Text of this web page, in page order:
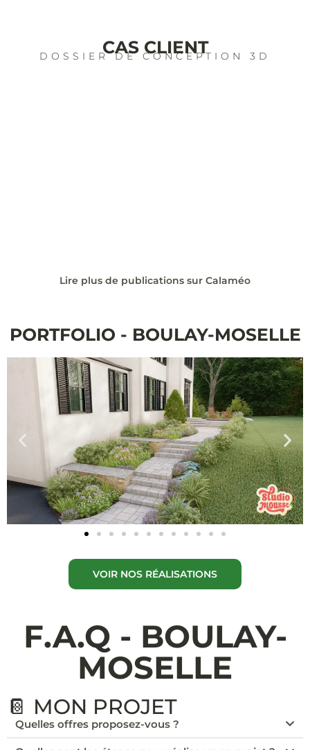
CAS CLIENT
DOSSIER DE CONCEPTION 3D
Lire plus de publications sur Calaméo
PORTFOLIO - BOULAY-MOSELLE
VOIR NOS RÉALISATIONS
F.A.Q - BOULAY-
MOSELLE
📔 MON PROJET
Quelles offres proposez-vous ?